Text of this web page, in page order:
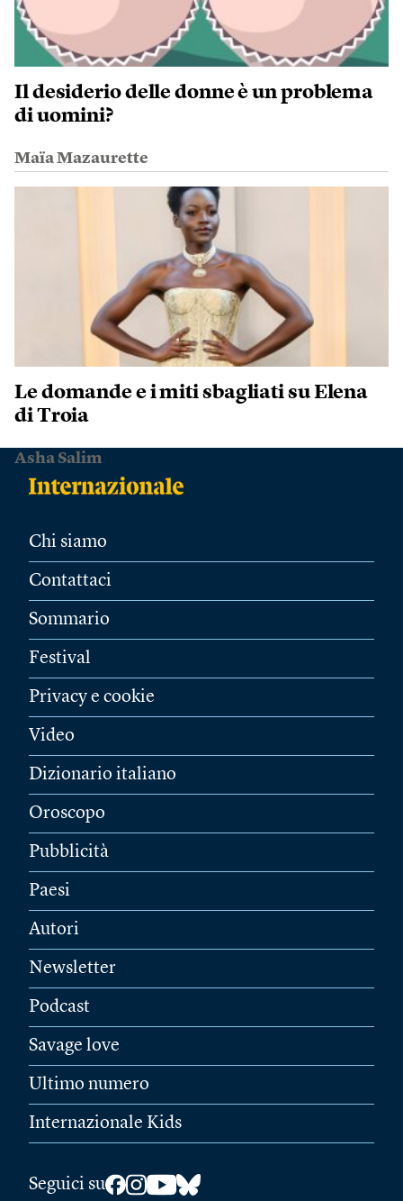
Il desiderio delle donne è un problema
di uomini?
Maïa Mazaurette
Le domande e i miti sbagliati su Elena
di Troia
Asha Salim
Chi siamo
Contattaci
Sommario
Festival
Privacy e cookie
Video
Dizionario italiano
Oroscopo
Pubblicità
Paesi
Autori
Newsletter
Podcast
Savage love
Ultimo numero
Internazionale Kids
Seguici su